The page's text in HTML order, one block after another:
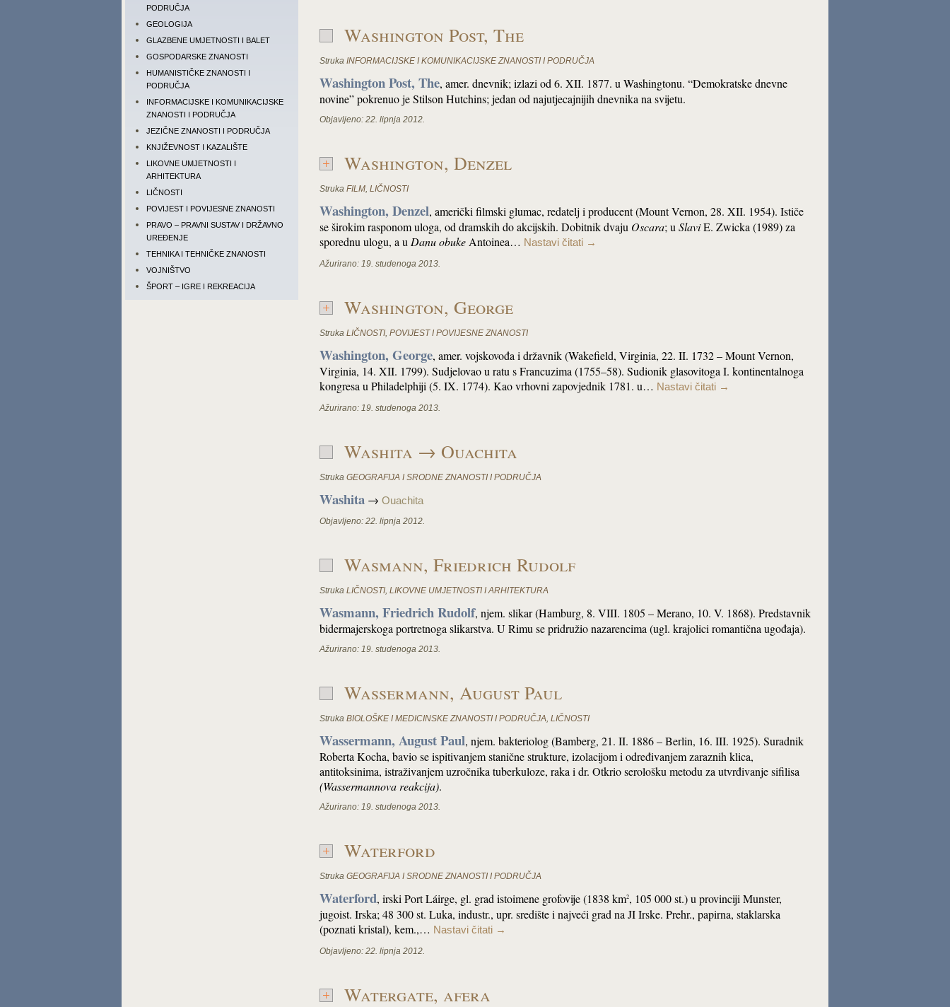
PODRUČJA
GEOLOGIJA
GLAZBENE UMJETNOSTI I BALET
GOSPODARSKE ZNANOSTI
HUMANISTIČKE ZNANOSTI I
PODRUČJA
INFORMACIJSKE I KOMUNIKACIJSKE
ZNANOSTI I PODRUČJA
JEZIČNE ZNANOSTI I PODRUČJA
KNJIŽEVNOST I KAZALIŠTE
LIKOVNE UMJETNOSTI I
ARHITEKTURA
LIČNOSTI
POVIJEST I POVIJESNE ZNANOSTI
PRAVO – PRAVNI SUSTAV I DRŽAVNO
UREĐENJE
TEHNIKA I TEHNIČKE ZNANOSTI
VOJNIŠTVO
ŠPORT – IGRE I REKREACIJA
Washington Post, The
Struka INFORMACIJSKE I KOMUNIKACIJSKE ZNANOSTI I PODRUČJA
Washington Post, The, amer. dnevnik; izlazi od 6. XII. 1877. u Washingtonu. “Demokratske dnevne
novine” pokrenuo je Stilson Hutchins; jedan od najutjecajnijih dnevnika na svijetu.
Objavljeno: 22. lipnja 2012.
Washington, Denzel
Struka FILM, LIČNOSTI
Washington, Denzel, američki filmski glumac, redatelj i producent (Mount Vernon, 28. XII. 1954). Ističe
se širokim rasponom uloga, od dramskih do akcijskih. Dobitnik dvaju Oscara; u SlaviE. Zwicka (1989) za
sporednu ulogu, a u Danu obuke Antoinea… Nastavi čitati →
Ažurirano: 19. studenoga 2013.
Washington, George
Struka LIČNOSTI, POVIJEST I POVIJESNE ZNANOSTI
Washington, George, amer. vojskovođa i državnik (Wakefield, Virginia, 22. II. 1732 – Mount Vernon,
Virginia, 14. XII. 1799). Sudjelovao u ratu s Francuzima (1755–58). Sudionik glasovitoga I. kontinentalnoga
kongresa u Philadelphiji (5. IX. 1774). Kao vrhovni zapovjednik 1781. u… Nastavi čitati →
Ažurirano: 19. studenoga 2013.
Washita → Ouachita
Struka GEOGRAFIJA I SRODNE ZNANOSTI I PODRUČJA
Washita → Ouachita
Objavljeno: 22. lipnja 2012.
Wasmann, Friedrich Rudolf
Struka LIČNOSTI, LIKOVNE UMJETNOSTI I ARHITEKTURA
Wasmann, Friedrich Rudolf, njem. slikar (Hamburg, 8. VIII. 1805 – Merano, 10. V. 1868). Predstavnik
bidermajerskoga portretnoga slikarstva. U Rimu se pridružio nazarencima (ugl. krajolici romantična ugođaja).
Ažurirano: 19. studenoga 2013.
Wassermann, August Paul
Struka BIOLOŠKE I MEDICINSKE ZNANOSTI I PODRUČJA, LIČNOSTI
Wassermann, August Paul, njem. bakteriolog (Bamberg, 21. II. 1886 – Berlin, 16. III. 1925). Suradnik
Roberta Kocha, bavio se ispitivanjem stanične strukture, izolacijom i određivanjem zaraznih klica,
antitoksinima, istraživanjem uzročnika tuberkuloze, raka i dr. Otkrio serološku metodu za utvrđivanje sifilisa
(Wassermannova reakcija).
Ažurirano: 19. studenoga 2013.
Waterford
Struka GEOGRAFIJA I SRODNE ZNANOSTI I PODRUČJA
Waterford, irski Port Láirge, gl. grad istoimene grofovije (1838 km2, 105 000 st.) u provinciji Munster,
jugoist. Irska; 48 300 st. Luka, industr., upr. središte i najveći grad na JI Irske. Prehr., papirna, staklarska
(poznati kristal), kem.,… Nastavi čitati →
Objavljeno: 22. lipnja 2012.
Watergate, afera